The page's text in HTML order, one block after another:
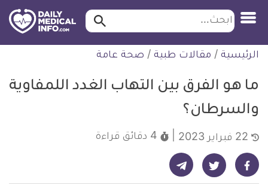
التخطي
للمحتوى
ابحث ابحث…
الرئيسية / مقالات طبية / صحة عامة
ما هو الفرق بين التهاب الغدد اللمفاوية
والسرطان؟
4 دقائق قراءة
شارك على فيسبوك - ديلي ميديكال انفو شارك على تويتر - ديلي ميديكال انفو شارك على تيليجرام - ديلي ميديكال انفو